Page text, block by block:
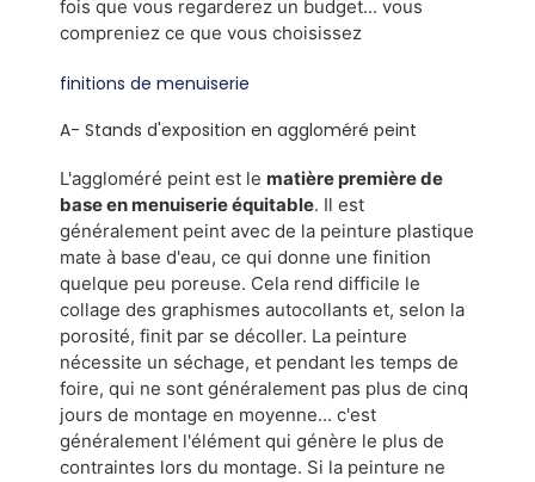
fois que vous regarderez un budget... vous
compreniez ce que vous choisissez
finitions de menuiserie
A- Stands d'exposition en aggloméré peint
L'aggloméré peint est le matière première de
base en menuiserie équitable. Il est
généralement peint avec de la peinture plastique
mate à base d'eau, ce qui donne une finition
quelque peu poreuse. Cela rend difficile le
collage des graphismes autocollants et, selon la
porosité, finit par se décoller. La peinture
nécessite un séchage, et pendant les temps de
foire, qui ne sont généralement pas plus de cinq
jours de montage en moyenne... c'est
généralement l'élément qui génère le plus de
contraintes lors du montage. Si la peinture ne